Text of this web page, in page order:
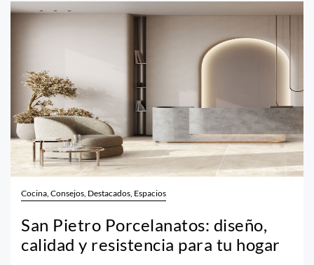
Cocina, Consejos, Destacados, Espacios
San Pietro Porcelanatos: diseño,
calidad y resistencia para tu hogar